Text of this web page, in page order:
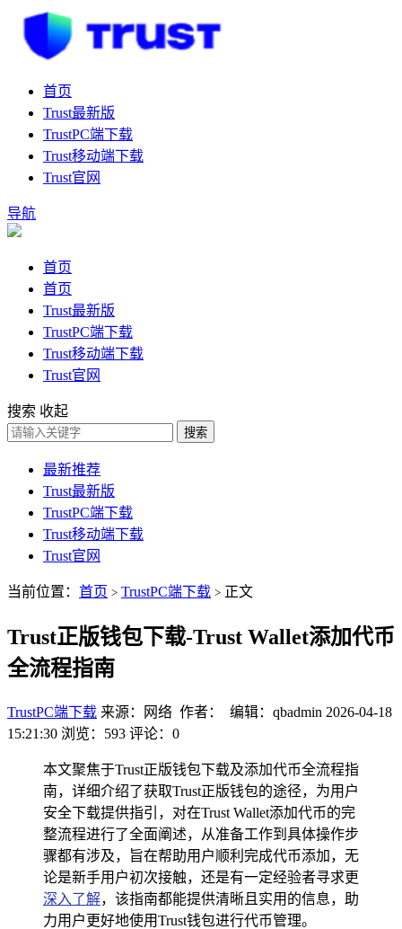
首页
Trust最新版
TrustPC端下载
Trust移动端下载
Trust官网
导航
首页
首页
Trust最新版
TrustPC端下载
Trust移动端下载
Trust官网
搜索 收起
搜索
最新推荐
Trust最新版
TrustPC端下载
Trust移动端下载
Trust官网
当前位置： 首页 > TrustPC端下载 > 正文
Trust正版钱包下载-Trust Wallet添加代币
全流程指南
TrustPC端下载 来源：网络 作者： 编辑：qbadmin 2026-04-18
15:21:30 浏览：593 评论：0
本文聚焦于Trust正版钱包下载及添加代币全流程指
南，详细介绍了获取Trust正版钱包的途径，为用户
安全下载提供指引，对在Trust Wallet添加代币的完
整流程进行了全面阐述，从准备工作到具体操作步
骤都有涉及，旨在帮助用户顺利完成代币添加，无
论是新手用户初次接触，还是有一定经验者寻求更
深入了解，该指南都能提供清晰且实用的信息，助
力用户更好地使用Trust钱包进行代币管理。